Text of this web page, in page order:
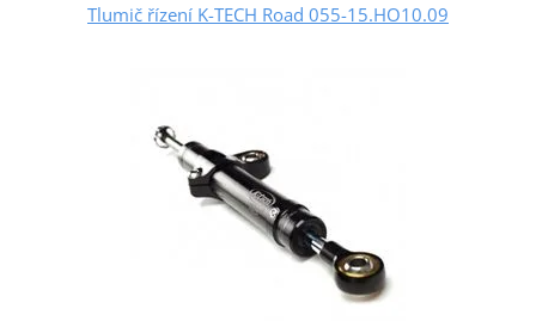
Tlumič řízení K-TECH Road 055-15.HO10.09